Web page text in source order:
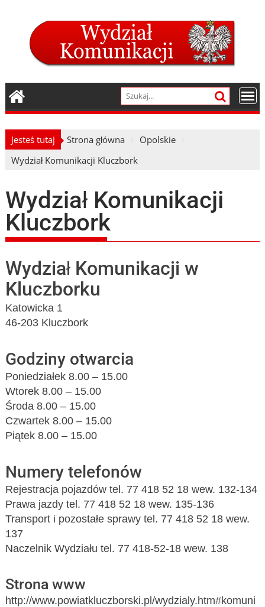
Jesteś tutaj Strona główna
Opolskie
Wydział Komunikacji Kluczbork
Wydział Komunikacji
Kluczbork
Wydział Komunikacji w
Kluczborku
Katowicka 1
46-203 Kluczbork
Godziny otwarcia
Poniedziałek 8.00 – 15.00
Wtorek 8.00 – 15.00
Środa 8.00 – 15.00
Czwartek 8.00 – 15.00
Piątek 8.00 – 15.00
Numery telefonów
Rejestracja pojazdów tel. 77 418 52 18 wew. 132-134
Prawa jazdy tel. 77 418 52 18 wew. 135-136
Transport i pozostałe sprawy tel. 77 418 52 18 wew.
137
Naczelnik Wydziału tel. 77 418-52-18 wew. 138
Strona www
http://www.powiatkluczborski.pl/wydzialy.htm#komuni